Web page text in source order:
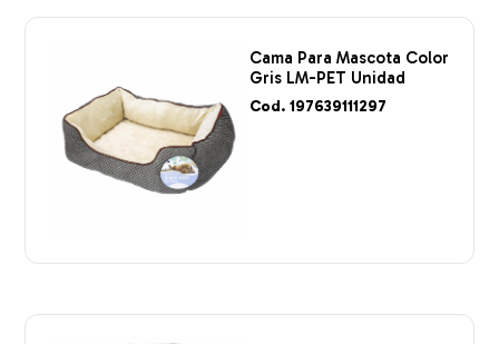
Cama Para Mascota Color
Gris LM-PET Unidad
Cod. 197639111297